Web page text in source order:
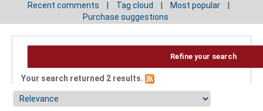
Recent comments
Tag cloud
Most popular
Purchase suggestions
Refine your search
Your search returned 2 results.